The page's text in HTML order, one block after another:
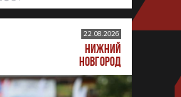
22.08.2026
НИЖНИЙ
НОВГОРОД